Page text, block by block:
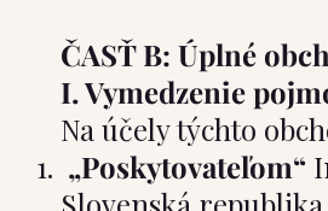
ČASŤ B: Úplné
I. Vymedzenie
Na účely týchto
„Poskytovateľom“